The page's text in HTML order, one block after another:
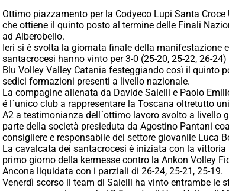
Ottimo piazzamento per la Codyeco Lupi Santa Croce
che ottiene il quinto posto al termine delle Finali
ad Alberobello.
Ieri si è svolta la giornata finale della manifestazione
santacrocesi hanno vinto per 3-0 (25-20, 25-22, 26-
Blu Volley Valley Catania festeggiando così il quinto
sedici formazioni presenti a livello nazionale.
La compagine allenata da Davide Saielli e Paolo
é l´unico club a rappresentare la Toscana oltretutto
A2 a testimonianza dell´ottimo lavoro svolto a livello
parte della società presieduta da Agostino Pantani
consigliere e responsabile del settore giovanile Luca
La cavalcata dei santacrocesi è iniziata con la vittoria
primo giorno della kermesse contro la Ankon Volley
Ancona liquidata con i parziali di 26-24, 25-21, 25-19.
Venerdì scorso il team di Saielli ha vinto entrambe le